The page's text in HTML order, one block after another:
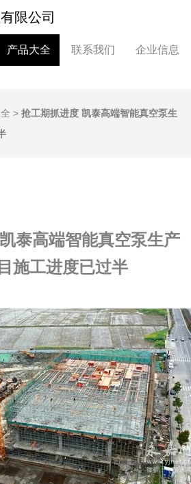
限公司
产品大全 联系我们 企业信息
> 抢工期抓进度 凯泰高端智能真空泵生
泰高端智能真空泵生产
施工进度已过半